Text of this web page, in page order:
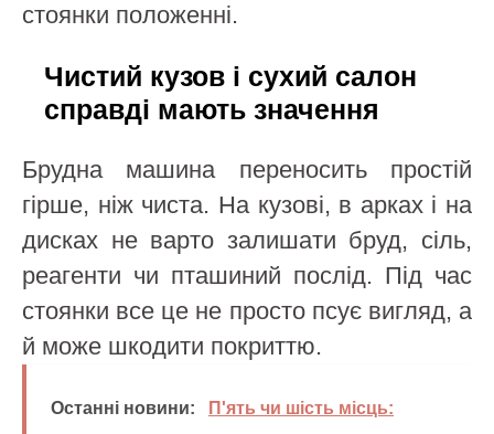
стоянки положенні.
Чистий кузов і сухий салон
справді мають значення
Брудна машина переносить простій
гірше, ніж чиста. На кузові, в арках і на
дисках не варто залишати бруд, сіль,
реагенти чи пташиний послід. Під час
стоянки все це не просто псує вигляд, а
й може шкодити покриттю.
Останні новини:
П'ять чи шість місць: